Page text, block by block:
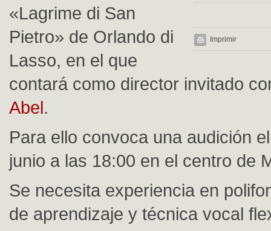
Imprimir
«Lagrime di San
Pietro» de Orlando di
Lasso, en el que
contará como director invitado
Abel.
Para ello convoca una audición
junio a las 18:00 en el centro de
Se necesita experiencia en
de aprendizaje y técnica vocal